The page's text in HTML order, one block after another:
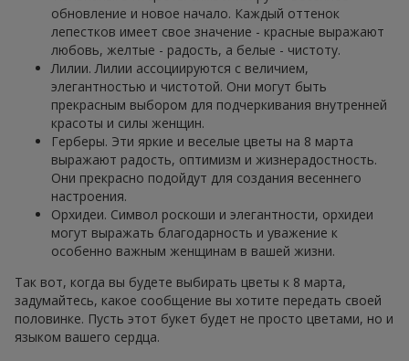
обновление и новое начало. Каждый оттенок
лепестков имеет свое значение - красные выражают
любовь, желтые - радость, а белые - чистоту.
Лилии. Лилии ассоциируются с величием,
элегантностью и чистотой. Они могут быть
прекрасным выбором для подчеркивания внутренней
красоты и силы женщин.
Герберы. Эти яркие и веселые цветы на 8 марта
выражают радость, оптимизм и жизнерадостность.
Они прекрасно подойдут для создания весеннего
настроения.
Орхидеи. Символ роскоши и элегантности, орхидеи
могут выражать благодарность и уважение к
особенно важным женщинам в вашей жизни.
Так вот, когда вы будете выбирать цветы к 8 марта,
задумайтесь, какое сообщение вы хотите передать своей
половинке. Пусть этот букет будет не просто цветами, но и
языком вашего сердца.